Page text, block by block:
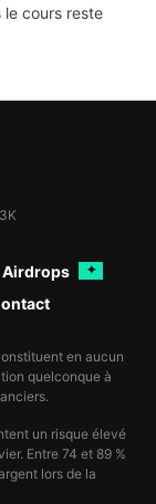
le cours reste
3K
Airdrops ✦
en aucun
quelconque à
un risque élevé
Entre 74 et 89 %
lors de la